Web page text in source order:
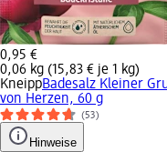
0,95 €
0,06 kg (15,83 € je 1 kg)
KneippBadesalz Kleiner
von Herzen, 60 g
(53)
Hinweise